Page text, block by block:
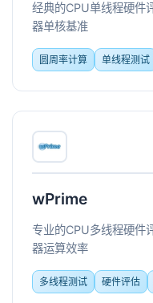
经典的CPU单线程硬件
器单核基准
圆周率计算 单线程测试
wPrime
专业的CPU多线程硬件
器运算效率
多线程测试 硬件评估